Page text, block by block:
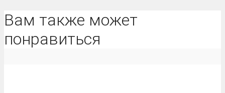
Вам также может
понравиться